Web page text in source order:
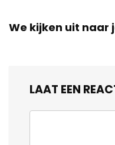
We kijken uit naar
LAAT EEN